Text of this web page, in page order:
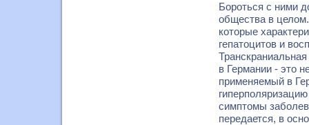
Бороться с ними
общества в
которые
гепатоцитов и
в Германии - это
применяемый в
симптомы
передается, в